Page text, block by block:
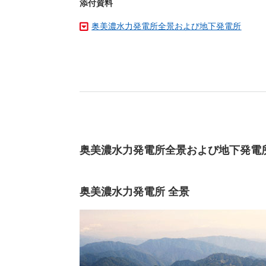
添付資料
奥美濃水力発電所全景および地下発電所
奥美濃水力発電所全景および地下発電
奥美濃水力発電所 全景